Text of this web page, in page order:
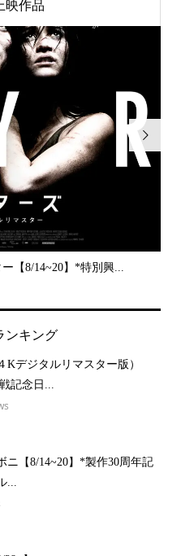
映作品
【8/14~20】*特別興...

ンキング
Kデジタルリマスター版）
記念日...
ニ【8/14~20】*製作30周年記
...